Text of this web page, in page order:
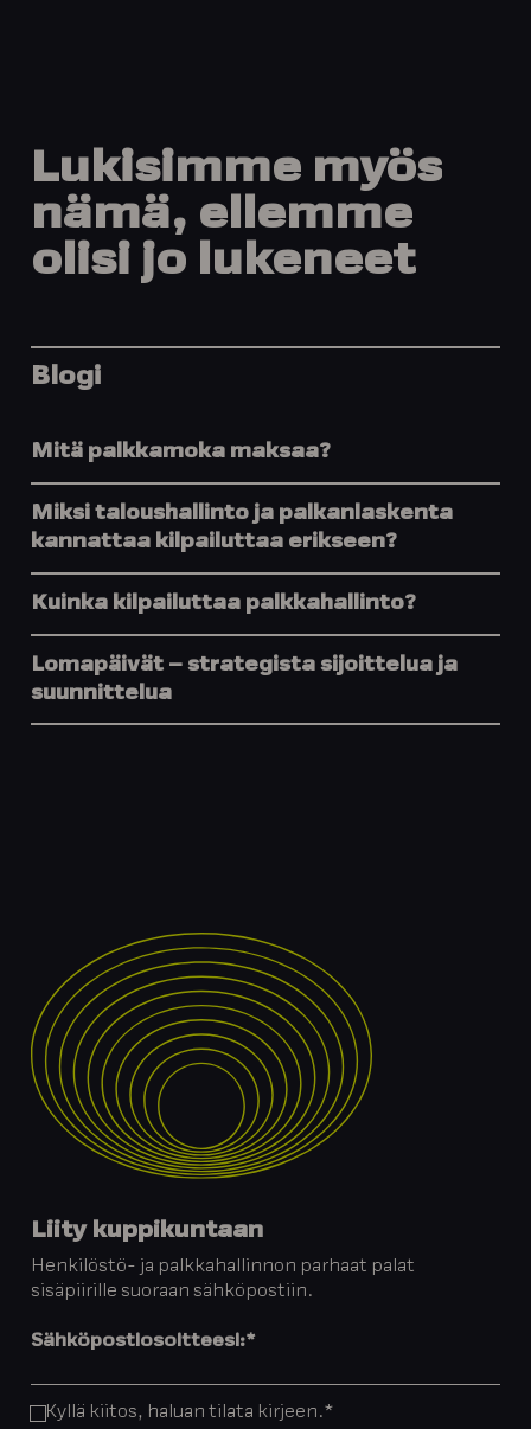
Lukisimme myös
nämä, ellemme
olisi jo lukeneet
Blogi
Mitä palkkamoka maksaa?
Miksi taloushallinto ja palkanlaskenta
kannattaa kilpailuttaa erikseen?
Kuinka kilpailuttaa palkkahallinto?
Lomapäivät – strategista sijoittelua ja
suunnittelua
Liity kuppikuntaan
Henkilöstö- ja palkkahallinnon parhaat palat
sisäpiirille suoraan sähköpostiin.
Sähköpostiosoitteesi:*
Kyllä kiitos, haluan tilata kirjeen.*